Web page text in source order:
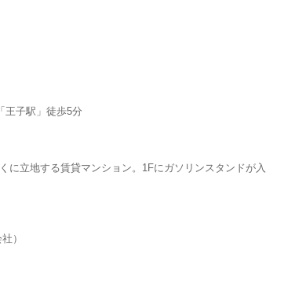
王子駅」徒歩5分
に立地する賃貸マンション。1Fにガソリンスタンドが入
）